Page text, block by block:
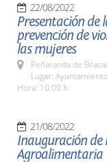
22/08/2022
Presentación de
prevención de
las mujeres
Peñaranda de
Lugar: Ayuntamiento
Hora: 10:00 h.
21/08/2022
Inauguración de
Agroalimentaria